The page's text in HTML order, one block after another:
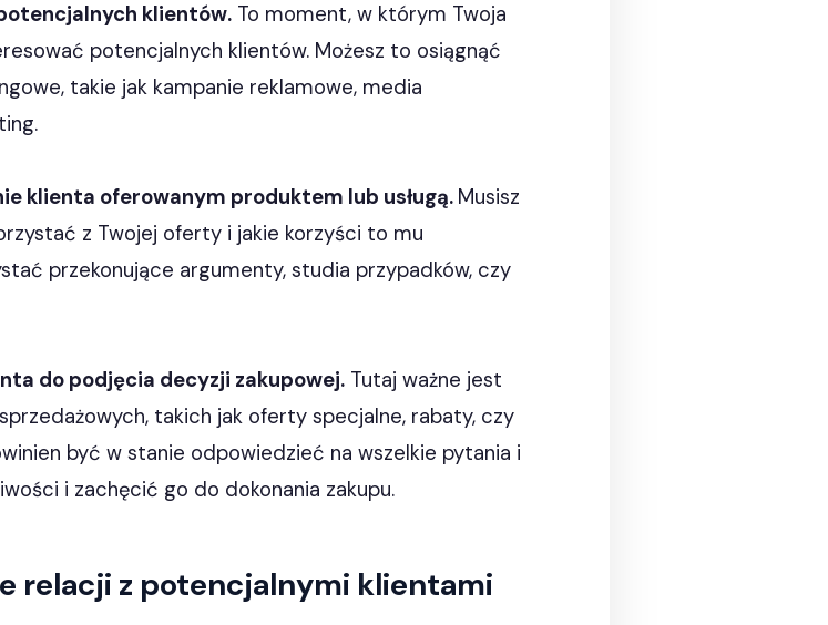
klientów. To moment, w którym Twoja
potencjalnych klientów. Możesz to osiągnąć
takie jak kampanie reklamowe, media
klienta oferowanym produktem lub usługą. Musisz
z Twojej oferty i jakie korzyści to mu
przekonujące argumenty, studia przypadków, czy
do podjęcia decyzji zakupowej. Tutaj ważne jest
takich jak oferty specjalne, rabaty, czy
być w stanie odpowiedzieć na wszelkie pytania i
i zachęcić go do dokonania zakupu.
relacji z potencjalnymi klientami